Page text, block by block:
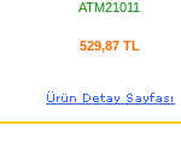
ATM21011
529,87 TL